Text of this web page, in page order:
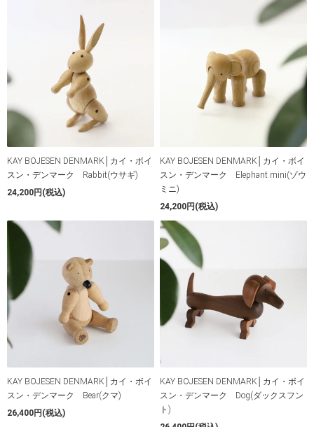
KAY BOJESEN DENMARK│カイ・ボイ
スン・デンマーク Rabbit(ウサギ)
24,200円(税込)
KAY BOJESEN DENMARK│カイ・ボイ
スン・デンマーク Elephant mini(ゾウ
ミニ)
24,200円(税込)
KAY BOJESEN DENMARK│カイ・ボイ
スン・デンマーク Bear(クマ)
26,400円(税込)
KAY BOJESEN DENMARK│カイ・ボイ
スン・デンマーク Dog(ダックスフン
ト)